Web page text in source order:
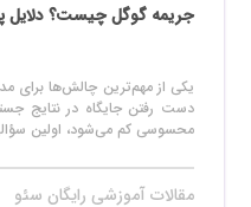
جریمه گوگل چیست؟ دلایل
یکی از مهم‌ترین چالش‌ها برای
دست رفتن جایگاه در نتایج
محسوسی کم می‌شود، اولین
مقالات آموزشی رایگان سئو